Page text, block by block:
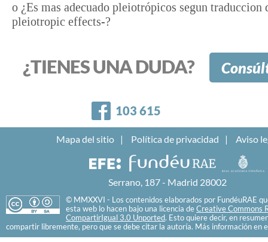
o ¿Es mas adecuado pleiotrópicos segun traduccion
pleiotropic effects-?
¿TIENES UNA DUDA?
Facebook
103 615
Mapa del sitio Política de privacidad Aviso
Serrano, 187 - Madrid 28002
© MMXXVI - Los contenidos elaborados por FundéuRAE
esta web lo hacen bajo una licencia de Creative Commons
CompartirIgual 3.0 Unported. Esto quiere decir, en
compartir libremente, pero que se debe citar la autoría. Más información en